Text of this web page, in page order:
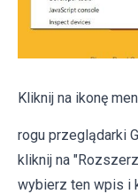
Kliknij na ikonę
rogu przeglądarki
kliknij na
wybierz ten wpis i